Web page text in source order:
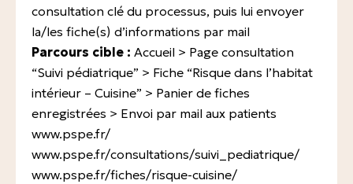
consultation clé du processus, puis lui envoyer
la/les fiche(s) d’informations par mail
Parcours cible : Accueil > Page consultation
“Suivi pédiatrique” > Fiche “Risque dans l’habitat
intérieur – Cuisine” > Panier de fiches
enregistrées > Envoi par mail aux patients
www.pspe.fr/
www.pspe.fr/consultations/suivi_pediatrique/
www.pspe.fr/fiches/risque-cuisine/